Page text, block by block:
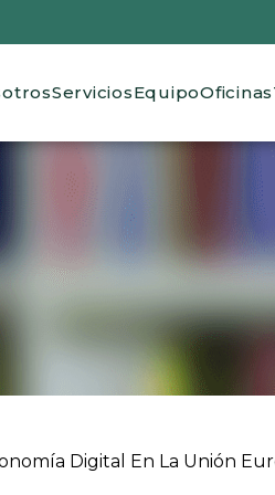
ServiciosEquipoOficinas
Digital En La Unión